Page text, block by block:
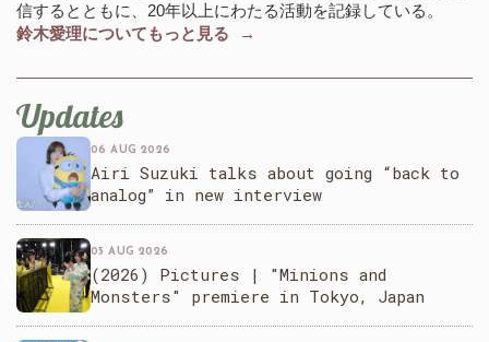
信するとともに、20年以上にわたる活動を記録している。
鈴木愛理についてもっと見る →
Updates
06 AUG 2026
Airi Suzuki talks about going “back to
analog” in new interview
05 AUG 2026
(2026) Pictures | "Minions and
Monsters" premiere in Tokyo, Japan